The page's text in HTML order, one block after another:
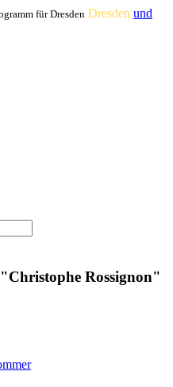
für Dresden Dresden und
Rossignon"